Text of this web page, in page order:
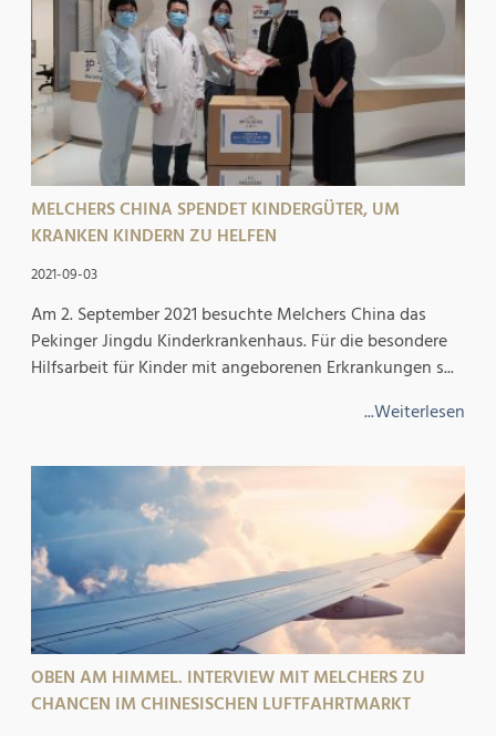
MELCHERS CHINA SPENDET KINDERGÜTER, UM
KRANKEN KINDERN ZU HELFEN
2021-09-03
Am 2. September 2021 besuchte Melchers China das
Pekinger Jingdu Kinderkrankenhaus. Für die besondere
Hilfsarbeit für Kinder mit angeborenen Erkrankungen s...
...Weiterlesen
OBEN AM HIMMEL. INTERVIEW MIT MELCHERS ZU
CHANCEN IM CHINESISCHEN LUFTFAHRTMARKT